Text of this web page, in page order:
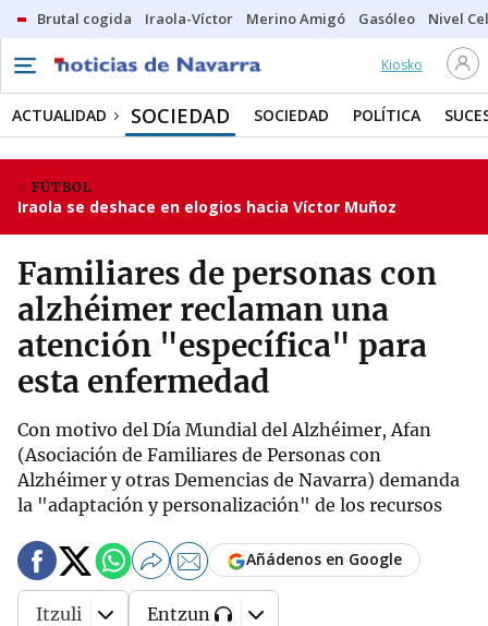
Brutal cogida Iraola-Víctor Merino Amigó Gasóleo Nivel
Kiosko
ACTUALIDAD SOCIEDAD SOCIEDAD POLÍTICA
FÚTBOL
Iraola se deshace en elogios hacia Víctor Muñoz
Familiares de personas con
alzhéimer reclaman una
atención "específica" para
esta enfermedad
Con motivo del Día Mundial del Alzhéimer, Afan
(Asociación de Familiares de Personas con
Alzhéimer y otras Demencias de Navarra) demanda
la "adaptación y personalización" de los recursos
Añádenos en Google
Itzuli Entzun